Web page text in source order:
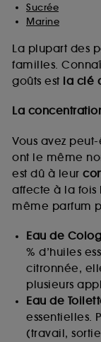
Sucrée
Marine
La plupart des
familles.
goûts est la clé
La
Vous avez
ont le même
est dû à leur
affecte à la fois
même parfum
Eau de
% d’huiles
citronnée,
plusieurs
Eau de
essentielles.
(travail,